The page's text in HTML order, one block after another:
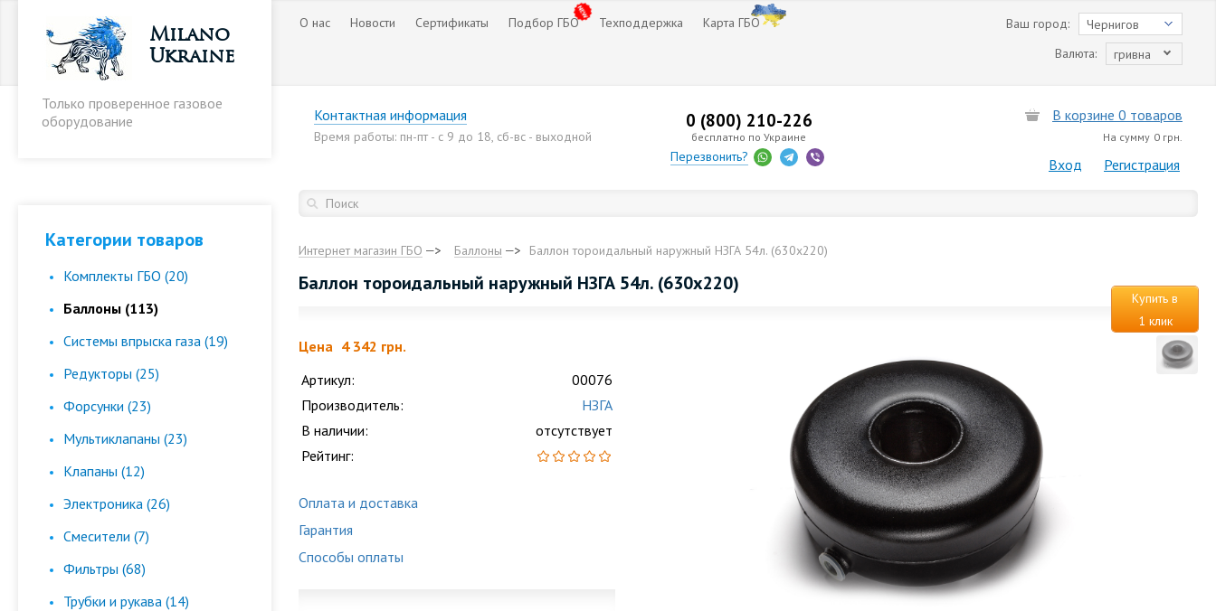
Milano
Ukraine
Только проверенное газовое
оборудование
О нас Новости Сертификаты Подбор ГБО Техподдержка Карта ГБО Чернигов
Ваш город:
гривна
Валюта:
Контактная информация
Время работы: пн-пт - с 9 до 18, сб-вс - выходной
0 (800) 210-226
бесплатно по Украине
Перезвонить?
В корзине 0 товаров
На сумму 0 грн.
Вход Регистрация
Категории товаров
Комплекты ГБО (20)
Баллоны (113)
Cистемы впрыска газа (19)
Редукторы (25)
Форсунки (23)
Мультиклапаны (23)
Клапаны (12)
Электроника (26)
Смесители (7)
Фильтры (68)
Трубки и рукава (14)
Интернет магазин ГБО Баллоны Баллон тороидальный наружный НЗГА 54л. (630х220)
Баллон тороидальный наружный НЗГА 54л. (630х220)
Купить в
1 клик
Цена 4 342 грн.
Артикул:
00076
Производитель:
НЗГА
В наличии:
отсутствует
Рейтинг:
Оплата и доставка
Гарантия
Способы оплаты